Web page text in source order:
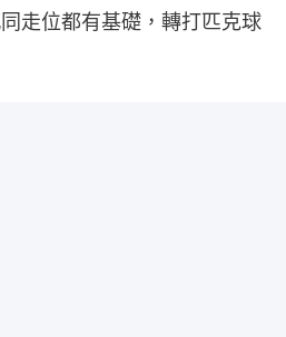
走位都有基礎，轉打匹克球